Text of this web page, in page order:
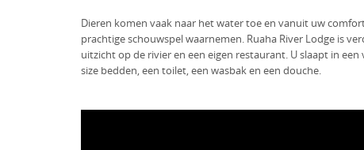
Dieren komen vaak naar het water toe en vanuit uw
prachtige schouwspel waarnemen. Ruaha River Lodge is
uitzicht op de rivier en een eigen restaurant. U slaapt in
size bedden, een toilet, een wasbak en een douche.